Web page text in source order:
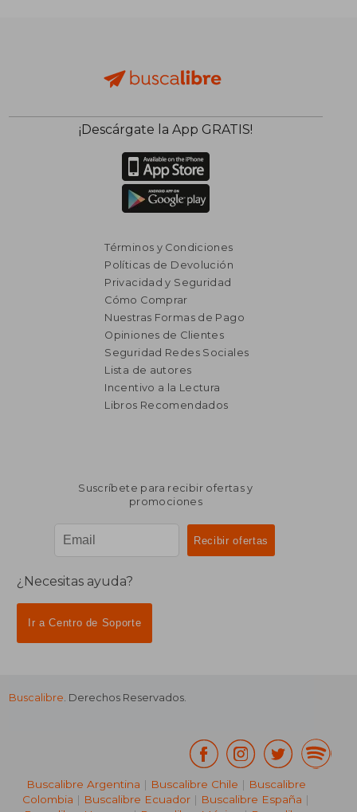
¡Descárgate la App GRATIS!
Términos y Condiciones
Políticas de Devolución
Privacidad y Seguridad
Cómo Comprar
Nuestras Formas de Pago
Opiniones de Clientes
Seguridad Redes Sociales
Lista de autores
Incentivo a la Lectura
Libros Recomendados
Suscríbete para recibir ofertas y
promociones
¿Necesitas ayuda?
Ir a Centro de Soporte
Buscalibre . Derechos Reservados.
Buscalibre Argentina | Buscalibre Chile | Buscalibre
Colombia | Buscalibre Ecuador | Buscalibre España |